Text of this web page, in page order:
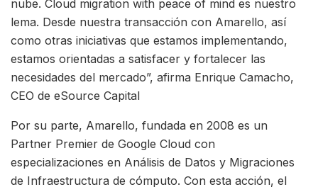
nube. Cloud migration with peace of mind es nuestro
lema. Desde nuestra transacción con Amarello, así
como otras iniciativas que estamos implementando,
estamos orientadas a satisfacer y fortalecer las
necesidades del mercado”, afirma Enrique Camacho,
CEO de eSource Capital
Por su parte, Amarello, fundada en 2008 es un
Partner Premier de Google Cloud con
especializaciones en Análisis de Datos y Migraciones
de Infraestructura de cómputo. Con esta acción, el